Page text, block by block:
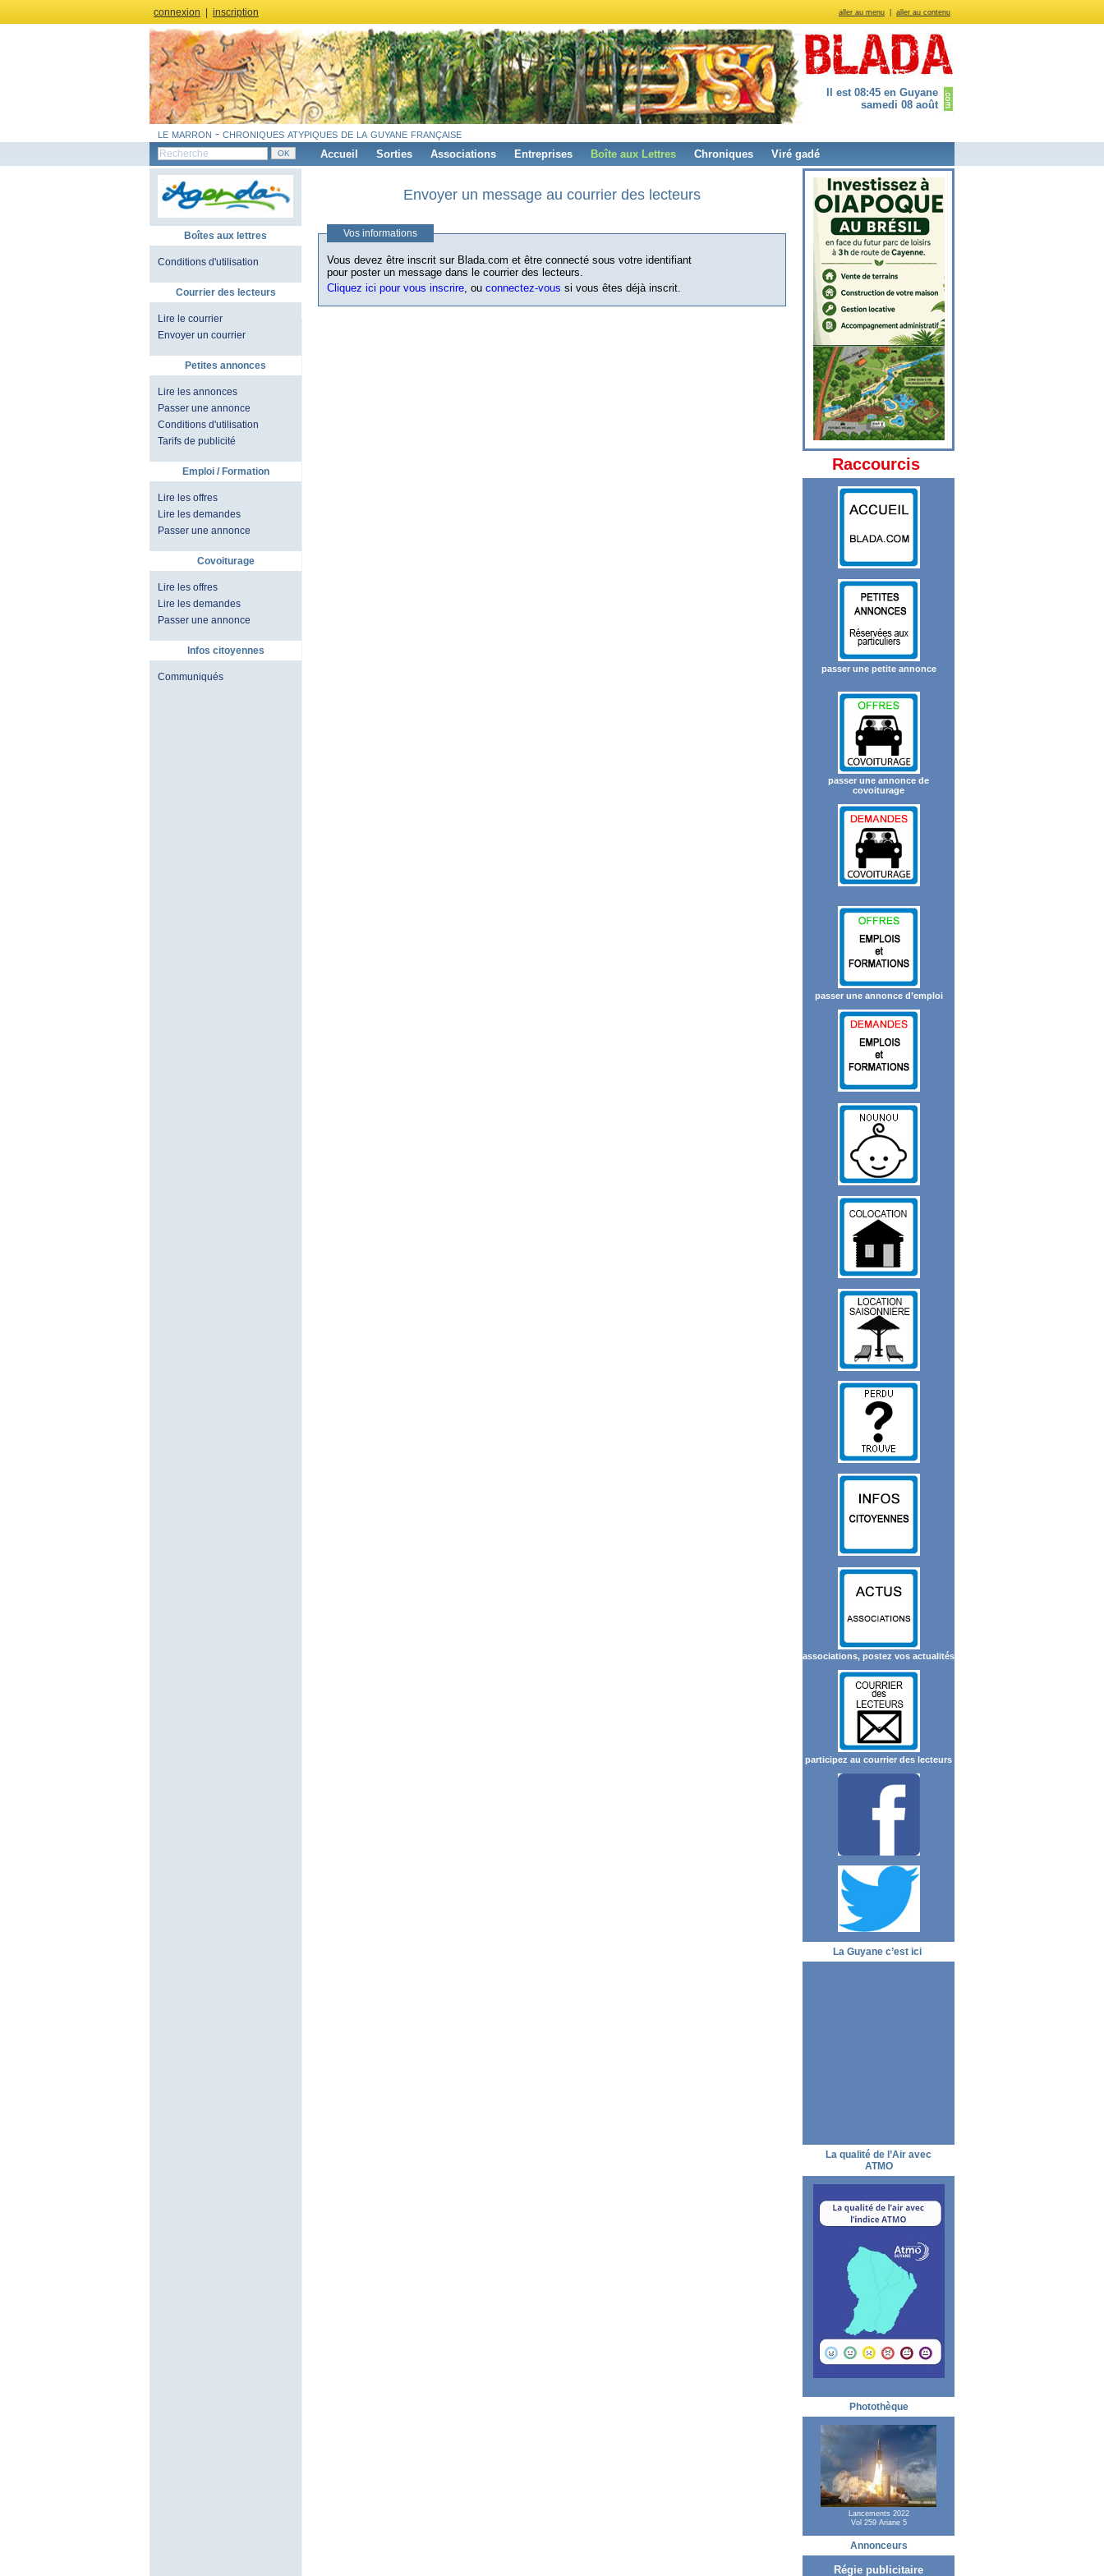
aller au menu aller au contenu
connexion inscription
Il est 08:45 en Guyane
samedi 08 août
le marron - chroniques atypiques de la guyane française
Accueil Sorties Associations Entreprises Boîte aux Lettres Chroniques Viré gadé
Boîtes aux lettres
Conditions d'utilisation
Courrier des lecteurs
Lire le courrier
Envoyer un courrier
Petites annonces
Lire les annonces
Passer une annonce
Conditions d'utilisation
Tarifs de publicité
Emploi / Formation
Lire les offres
Lire les demandes
Passer une annonce
Covoiturage
Lire les offres
Lire les demandes
Passer une annonce
Infos citoyennes
Communiqués
Envoyer un message au courrier des lecteurs
Vos informations
Vous devez être inscrit sur Blada.com et être connecté sous votre identifiant
pour poster un message dans le courrier des lecteurs.
Cliquez ici pour vous inscrire, ou connectez-vous si vous êtes déjà inscrit.
Raccourcis
passer une petite annonce
passer une annonce de
covoiturage
passer une annonce d’emploi
associations, postez vos actualités
participez au courrier des lecteurs
La Guyane c’est ici
La qualité de l’Air avec
ATMO
Photothèque
Lancements 2022
Vol 259 Ariane 5
Annonceurs
Régie publicitaire